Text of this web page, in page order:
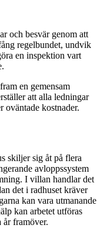
och besvär genom att
regelbundet, undvik
en inspektion vart
en gemensam
att alla ledningar
oväntade kostnader.
skiljer sig åt på flera
avloppssystem
I villan handlar det
det i radhuset kräver
kan vara utmanande
kan arbetet utföras
år framöver.